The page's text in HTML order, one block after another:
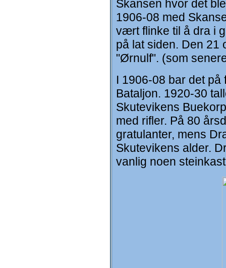
Skansen hvor det
1906-08 med
vært flinke til å dra i
på lat siden. Den 21
"Ørnulf". (som
I 1906-08 bar det
Bataljon. 1920-30
Skutevikens
med rifler. På 80
gratulanter, mens
Skutevikens alder.
vanlig noen